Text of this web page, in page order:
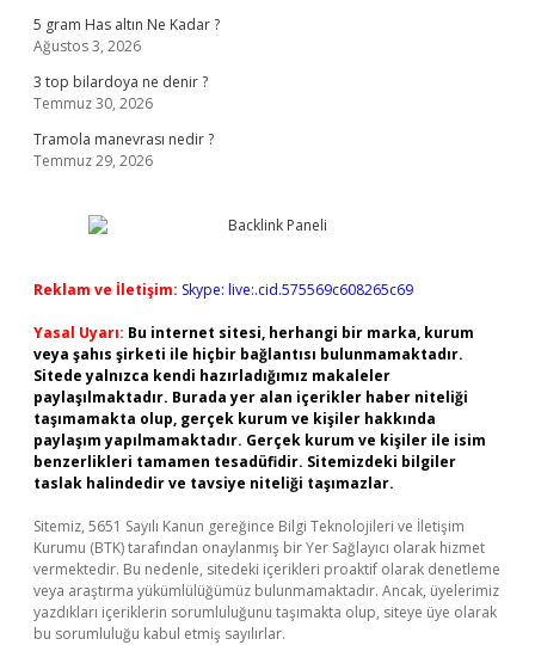
5 gram Has altın Ne Kadar ?
Ağustos 3, 2026
3 top bilardoya ne denir ?
Temmuz 30, 2026
Tramola manevrası nedir ?
Temmuz 29, 2026
Reklam ve İletişim: Skype: live:.cid.575569c608265c69
Yasal Uyarı: Bu internet sitesi, herhangi bir marka, kurum
veya şahıs şirketi ile hiçbir bağlantısı bulunmamaktadır.
Sitede yalnızca kendi hazırladığımız makaleler
paylaşılmaktadır. Burada yer alan içerikler haber niteliği
taşımamakta olup, gerçek kurum ve kişiler hakkında
paylaşım yapılmamaktadır. Gerçek kurum ve kişiler ile isim
benzerlikleri tamamen tesadüfidir. Sitemizdeki bilgiler
taslak halindedir ve tavsiye niteliği taşımazlar.
Sitemiz, 5651 Sayılı Kanun gereğince Bilgi Teknolojileri ve İletişim
Kurumu (BTK) tarafından onaylanmış bir Yer Sağlayıcı olarak hizmet
vermektedir. Bu nedenle, sitedeki içerikleri proaktif olarak denetleme
veya araştırma yükümlülüğümüz bulunmamaktadır. Ancak, üyelerimiz
yazdıkları içeriklerin sorumluluğunu taşımakta olup, siteye üye olarak
bu sorumluluğu kabul etmiş sayılırlar.